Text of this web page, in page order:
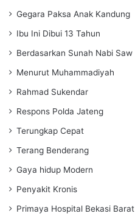
Gegara Paksa Anak Kandung
Ibu Ini Dibui 13 Tahun
Berdasarkan Sunah Nabi Saw
Menurut Muhammadiyah
Rahmad Sukendar
Respons Polda Jateng
Terungkap Cepat
Terang Benderang
Gaya hidup Modern
Penyakit Kronis
Primaya Hospital Bekasi Barat